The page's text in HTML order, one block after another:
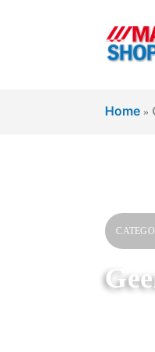
Home »